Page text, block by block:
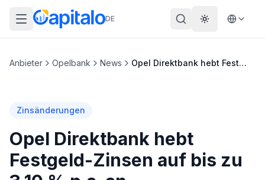
DE Theme
Anbieter Opelbank News Opel Direktbank hebt Festgeld-Zinsen auf bis zu 3,10 % p.a. an
Zinsänderungen
Opel Direktbank hebt
Festgeld-Zinsen auf bis zu